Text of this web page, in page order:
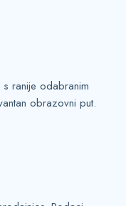
ranije odabranim
obrazovni put.